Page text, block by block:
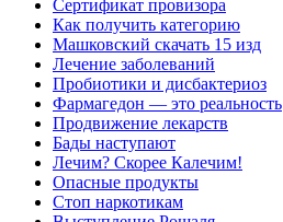
Сертификат провизора
Как получить категорию
Машковский скачать 15 изд
Лечение заболеваний
Пробиотики и дисбактериоз
Фармагедон — это реальность
Продвижение лекарств
Бады наступают
Лечим? Скорее Калечим!
Опасные продукты
Стоп наркотикам